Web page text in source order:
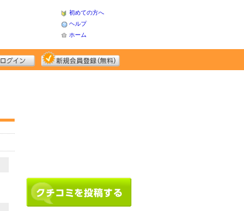
初めての方へ
ヘルプ
ホーム